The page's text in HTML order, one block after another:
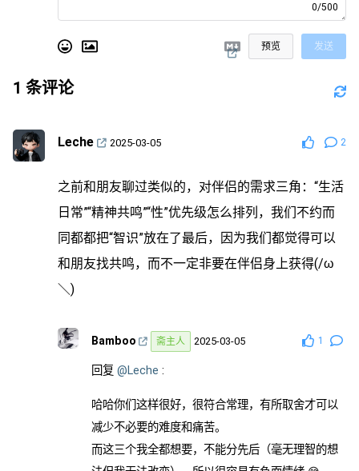
0/500
预览 发送
1 条评论
Leche 2025-03-05 2
之前和朋友聊过类似的，对伴侣的需求三角：“生活
日常”“精神共鸣”“性”优先级怎么排列，我们不约而
同都都把“智识”放在了最后，因为我们都觉得可以
和朋友找共鸣，而不一定非要在伴侣身上获得(/ω
＼)
Bamboo 斋主人 2025-03-05 1
回复 @Leche :
哈哈你们这样很好，很符合常理，有所取舍才可以
减少不必要的难度和痛苦。
而这三个我全都想要，不能分先后（毫无理智的想